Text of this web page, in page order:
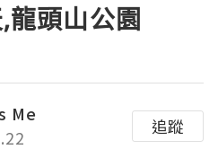
龍頭山公園
Me
追蹤